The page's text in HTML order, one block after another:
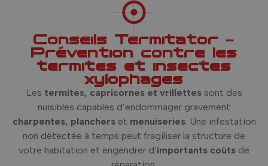
Conseils Termitator –
Prévention contre les
termites et insectes
xylophages
Les termites, capricornes et vrillettessont des
nuisibles capables d’endommager gravement
charpentes, planchers et menuiseries. Une infestation
non détectée à temps peut fragiliser la structure de
votre habitation et engendrer d’importants coûts de